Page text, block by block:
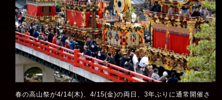
春の高山祭が4/14(木)、4/15(金)の両日、3年ぶりに通常開催さ